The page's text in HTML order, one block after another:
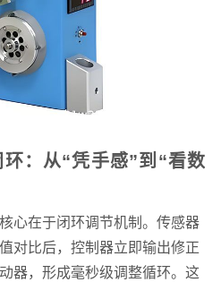
：从“凭手感”到“看数
心在于闭环调节机制。传感器
对比后，控制器立即输出修正
器，形成毫秒级调整循环。这